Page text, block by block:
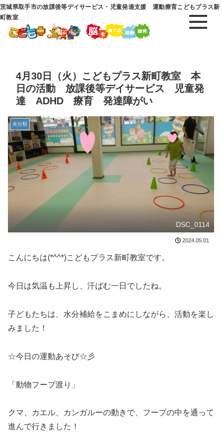
茨城県取手市の放課後等デイサービス・児童発達支援 運動療育こどもプラス新
町教室
4月30日（火）こどもプラス新町教室 本
日の活動 放課後等デイサービス 児童発
達 ADHD 療育 発達障がい
未分類
DSC_0114
2024.05.01
こんにちは(*^^*)こどもプラス新町教室です。
今日は気温も上昇し、汗ばむ一日でしたね。
子どもたちは、水分補給をこまめにしながら、活動を楽し
みました！
☆今日の運動あそび☆彡
「動物フープ渡り」
クマ、カエル、カンガルーの動きで、フープの中を通って
進んで行きました！